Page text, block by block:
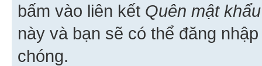
bấm vào liên kết Quên mật khẩu
này và bạn sẽ có thể đăng
chóng.